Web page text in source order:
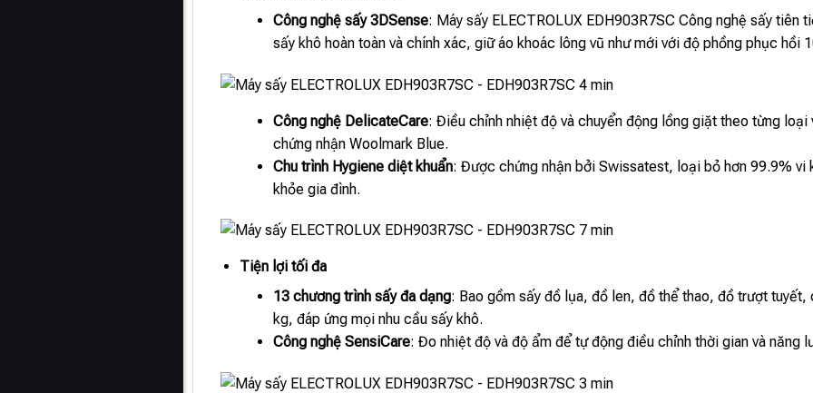
Công nghệ sấy 3DSense: Máy sấy ELECTROLUX EDH903R7SC Công nghệ sấy
sấy khô hoàn toàn và chính xác, giữ áo khoác lông vũ như mới với độ phồng phục hồi
Công nghệ DelicateCare: Điều chỉnh nhiệt độ và chuyển động lồng giặt theo từng
chứng nhận Woolmark Blue.
Chu trình Hygiene diệt khuẩn: Được chứng nhận bởi Swissatest, loại bỏ hơn 99.9% vi
khỏe gia đình.
Tiện lợi tối đa
13 chương trình sấy đa dạng: Bao gồm sấy đồ lụa, đồ len, đồ thể thao, đồ trượt
kg, đáp ứng mọi nhu cầu sấy khô.
Công nghệ SensiCare: Đo nhiệt độ và độ ẩm để tự động điều chỉnh thời gian và năng